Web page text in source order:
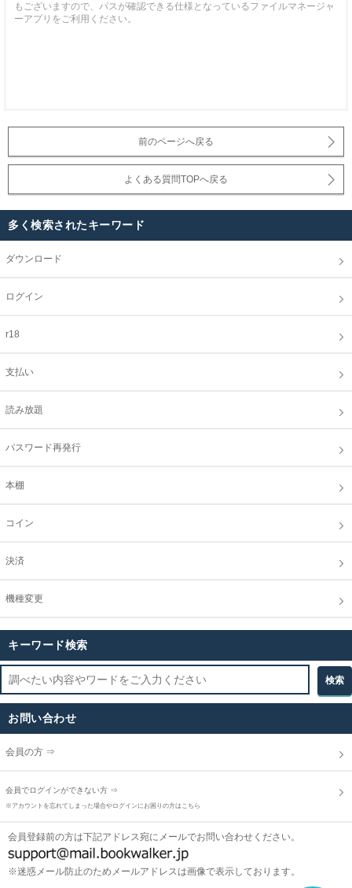
もございますので、パスが確認できる仕様となっているファイルマネージャ
ーアプリをご利用ください。
前のページへ戻る
よくある質問TOPへ戻る
多く検索されたキーワード
ダウンロード
ログイン
r18
支払い
読み放題
パスワード再発行
本棚
コイン
決済
機種変更
キーワード検索
お問い合わせ
会員の方 ⇒
会員でログインができない方 ⇒
※アカウントを忘れてしまった場合やログインにお困りの方はこちら
会員登録前の方は下記アドレス宛にメールでお問い合わせください。
※迷惑メール防止のためメールアドレスは画像で表示しております。